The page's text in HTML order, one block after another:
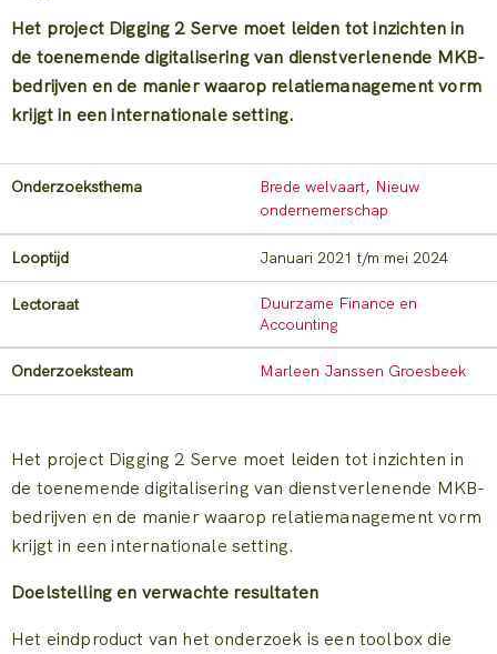
Het project Digging 2 Serve moet leiden tot inzichten in
de toenemende digitalisering van dienstverlenende MKB-
bedrijven en de manier waarop relatiemanagement vorm
krijgt in een internationale setting.
Onderzoeksthema Brede welvaart, Nieuw
ondernemerschap
Looptijd januari 2021 t/m mei 2024
Lectoraat
Duurzame Finance en
Accounting
Onderzoeksteam Marleen Janssen Groesbeek
Het project Digging 2 Serve moet leiden tot inzichten in
de toenemende digitalisering van dienstverlenende MKB-
bedrijven en de manier waarop relatiemanagement vorm
krijgt in een internationale setting.
Doelstelling en verwachte resultaten
Het eindproduct van het onderzoek is een toolbox die